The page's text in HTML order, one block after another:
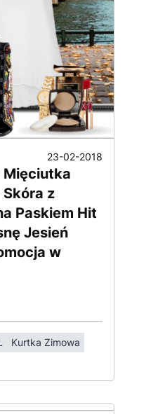
23-02-2018
Mięciutka
z
Paskiem Hit
Jesień
w
Kurtka Zimowa